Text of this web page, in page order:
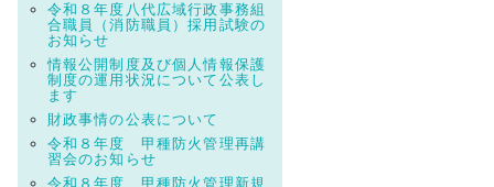
令和８年度八代広域行政事務組
合職員（消防職員）採用試験の
お知らせ
情報公開制度及び個人情報保護
制度の運用状況について公表し
ます
財政事情の公表について
令和８年度 甲種防火管理再講
習会のお知らせ
令和８年度 甲種防火管理新規